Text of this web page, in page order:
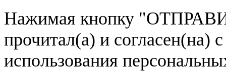
Нажимая кнопку
прочитал(а) и согласен(на)
использования